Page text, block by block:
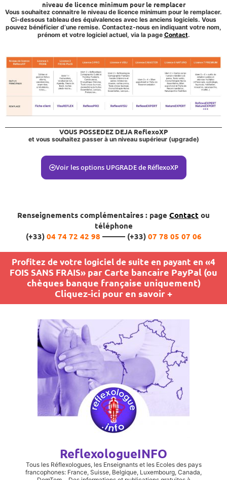
niveau de licence minimum pour le remplacer
Vous souhaitez connaitre le niveau de licence minimum pour le remplacer.
Ci-dessous tableau des équivalences avec les anciens logiciels. Vous
pouvez bénéficier d’une remise. Contactez-nous en indiquant votre nom,
prénom et votre logiciel actuel, via la page Contact.
VOUS POSSEDEZ DEJA ReflexoXP
et vous souhaitez passer à un niveau supérieur (upgrade)
Voir les options UPGRADE de RéflexoXP
Renseignements complémentaires : page Contact ou
téléphone
(+33) 04 74 72 42 98 ——— (+33) 07 78 05 07 06
Profitez de votre logiciel de suite en payant en «4
FOIS SANS FRAIS» par Carte bancaire PayPal (ou
chèques banque française uniquement)
Cliquez-ici pour en savoir +
ReflexologueINFO
Tous les Réflexologues, les Enseignants et les Ecoles des pays
francophones: France, Suisse, Belgique, Luxembourg, Canada,